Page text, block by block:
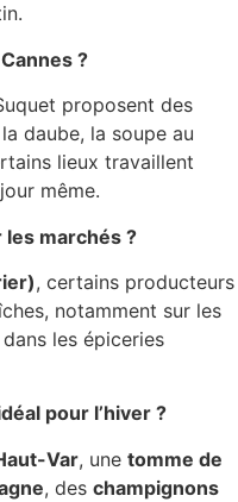
?
proposent des
daube, la soupe au
lieux travaillent
même.
marchés ?
, certains producteurs
notamment sur les
dans les épiceries
pour l’hiver ?
Var, une tomme de
, des champignons